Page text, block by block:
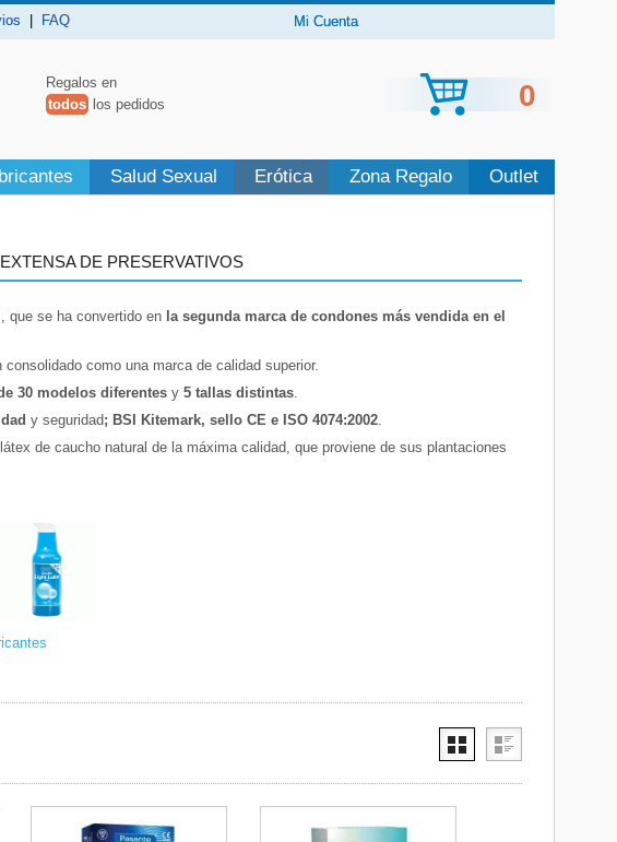
FAQ
Outlet
Zona Regalo
Erótica
Salud Sexual
Mi Cuenta
0
Regalos en
todos los pedidos
DE PRESERVATIVOS
que se ha convertido en la segunda marca de condones más vendida en el
consolidado como una marca de calidad superior.
30 modelos diferentes y 5 tallas distintas
y seguridad; BSI Kitemark, sello CE e ISO 4074:2002
de caucho natural de la máxima calidad, que proviene de sus plantaciones